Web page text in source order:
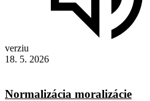
verziu
18. 5. 2026
Normalizácia moralizácie